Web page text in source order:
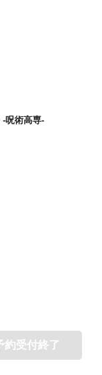
-呪術高専-
約受付終了